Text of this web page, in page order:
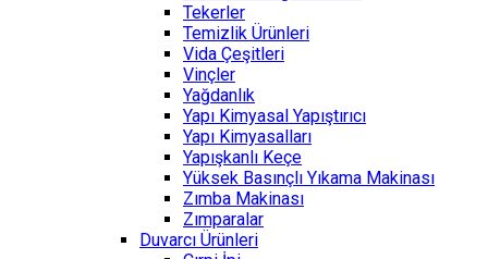
Tekerler
Temizlik Ürünleri
Vida Çeşitleri
Vinçler
Yağdanlık
Yapı Kimyasal Yapıştırıcı
Yapı Kimyasalları
Yapışkanlı Keçe
Yüksek Basınçlı Yıkama Makinası
Zımba Makinası
Zımparalar
Duvarcı Ürünleri